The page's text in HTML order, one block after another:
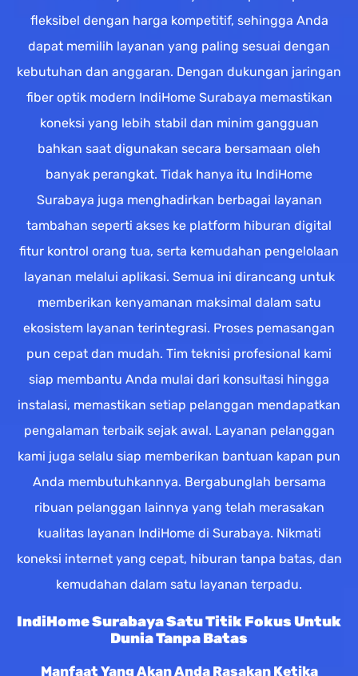
fleksibel dengan harga kompetitif, sehingga Anda
dapat memilih layanan yang paling sesuai dengan
kebutuhan dan anggaran. Dengan dukungan jaringan
fiber optik modern IndiHome Surabaya memastikan
koneksi yang lebih stabil dan minim gangguan
bahkan saat digunakan secara bersamaan oleh
banyak perangkat. Tidak hanya itu IndiHome
Surabaya juga menghadirkan berbagai layanan
tambahan seperti akses ke platform hiburan digital
fitur kontrol orang tua, serta kemudahan pengelolaan
layanan melalui aplikasi. Semua ini dirancang untuk
memberikan kenyamanan maksimal dalam satu
ekosistem layanan terintegrasi. Proses pemasangan
pun cepat dan mudah. Tim teknisi profesional kami
siap membantu Anda mulai dari konsultasi hingga
instalasi, memastikan setiap pelanggan mendapatkan
pengalaman terbaik sejak awal. Layanan pelanggan
kami juga selalu siap memberikan bantuan kapan pun
Anda membutuhkannya. Bergabunglah bersama
ribuan pelanggan lainnya yang telah merasakan
kualitas layanan IndiHome di Surabaya. Nikmati
koneksi internet yang cepat, hiburan tanpa batas, dan
kemudahan dalam satu layanan terpadu.
IndiHome Surabaya Satu Titik Fokus Untuk
Dunia Tanpa Batas
Manfaat Yang Akan Anda Rasakan Ketika